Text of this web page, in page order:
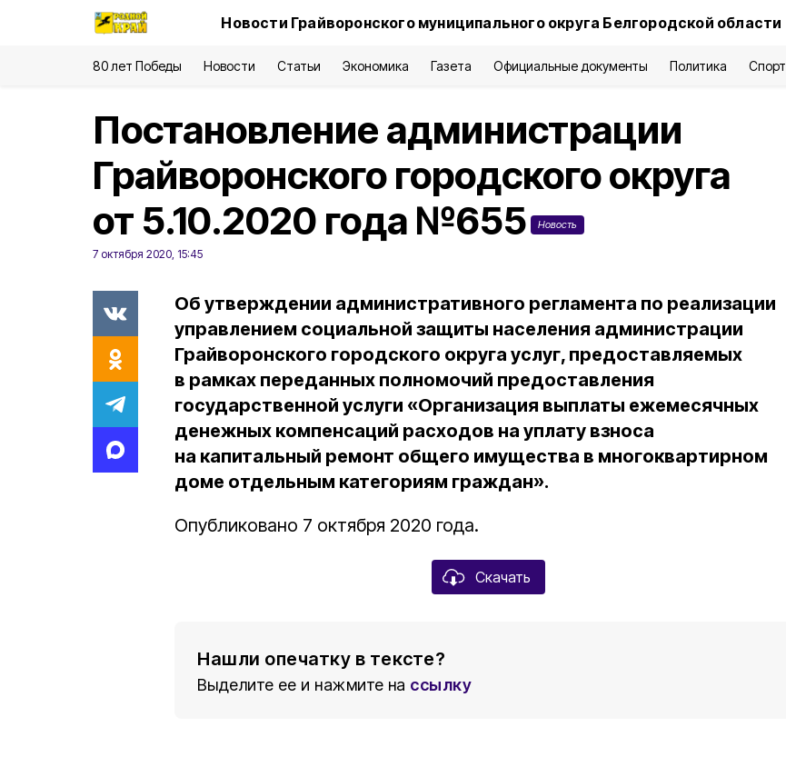
Новости Грайворонского муниципального округа Белгородской области
80 лет Победы Новости Статьи Экономика Газета Официальные документы Политика Спорт
Постановление администрации
Грайворонского городского округа
от 5.10.2020 года №655
Новость
7 октября 2020, 15:45
Об утверждении административного регламента по реализации
управлением социальной защиты населения администрации
Грайворонского городского округа услуг, предоставляемых
в рамках переданных полномочий предоставления
государственной услуги «Организация выплаты ежемесячных
денежных компенсаций расходов на уплату взноса
на капитальный ремонт общего имущества в многоквартирном
доме отдельным категориям граждан».
Опубликовано 7 октября 2020 года.
Скачать
Нашли опечатку в тексте?
Выделите ее и нажмите на ссылку